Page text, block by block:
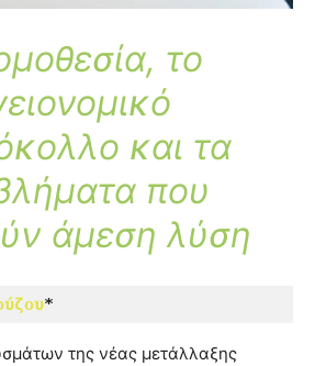
το
και τα
που
άμεση λύση
*
της νέας μετάλλαξης